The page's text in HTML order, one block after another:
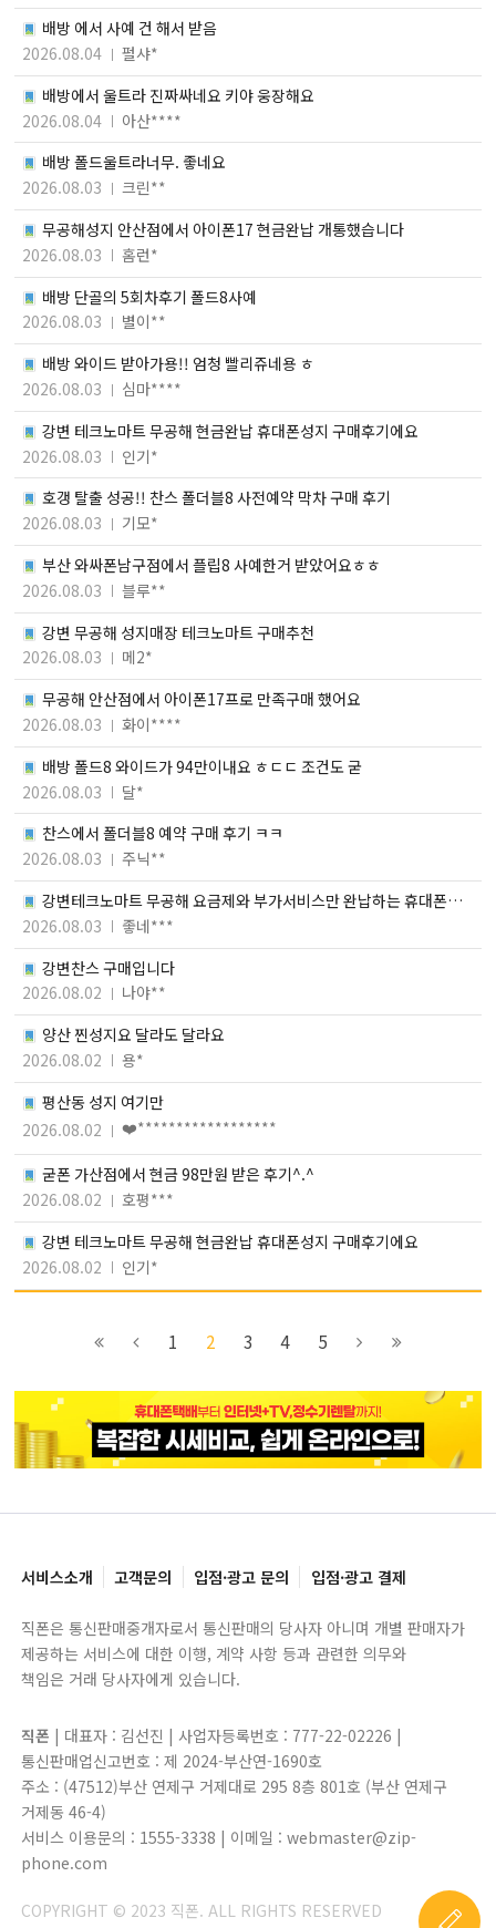
배방 에서 사예 건 해서 받음
2026.08.04
펄샤*
배방에서 울트라 진짜싸네요 키야 웅장해요
2026.08.04
아산****
배방 폴드울트라너무. 좋네요
2026.08.03
크린**
무공해성지 안산점에서 아이폰17 현금완납 개통했습니다
2026.08.03
홈런*
배방 단골의 5회차후기 폴드8사예
2026.08.03
별이**
배방 와이드 받아가용!! 엄청 빨리쥬네용 ㅎ
2026.08.03
심마****
강변 테크노마트 무공해 현금완납 휴대폰성지 구매후기에요
2026.08.03
인기*
호갱 탈출 성공!! 찬스 폴더블8 사전예약 막차 구매 후기
2026.08.03
기모*
부산 와싸폰남구점에서 플립8 사예한거 받았어요ㅎㅎ
2026.08.03
블루**
강변 무공해 성지매장 테크노마트 구매추천
2026.08.03
메2*
무공해 안산점에서 아이폰17프로 만족구매 했어요
2026.08.03
화이****
배방 폴드8 와이드가 94만이내요 ㅎㄷㄷ 조건도 굳
2026.08.03
달*
찬스에서 폴더블8 예약 구매 후기 ㅋㅋ
2026.08.03
주닉**
강변테크노마트 무공해 요금제와 부가서비스만 완납하는 휴대폰성
지 구매후기
2026.08.03
좋네***
강변찬스 구매입니다
2026.08.02
나야**
양산 찐성지요 달라도 달라요
2026.08.02
용*
평산동 성지 여기만
2026.08.02
❤️******************
굳폰 가산점에서 현금 98만원 받은 후기^.^
2026.08.02
호평***
강변 테크노마트 무공해 현금완납 휴대폰성지 구매후기에요
2026.08.02
인기*
블록으로페이지로
1 2 3 4 5
페이지로페이지로
서비스소개 고객문의 입점·광고 문의 입점·광고 결제
직폰은 통신판매중개자로서 통신판매의 당사자 아니며 개별 판매자가
제공하는 서비스에 대한 이행, 계약 사항 등과 관련한 의무와
책임은 거래 당사자에게 있습니다.
직폰 | 대표자 : 김선진 | 사업자등록번호 : 777-22-02226 |
통신판매업신고번호 : 제 2024-부산연-1690호
주소 : (47512)부산 연제구 거제대로 295 8층 801호 (부산 연제구
거제동 46-4)
서비스 이용문의 : 1555-3338 | 이메일 : webmaster@zip-
phone.com
COPYRIGHT © 2023 직폰. ALL RIGHTS RESERVED